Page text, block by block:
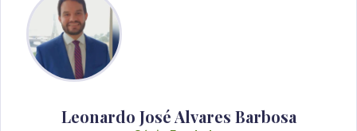
Leonardo José Alvares Barbosa